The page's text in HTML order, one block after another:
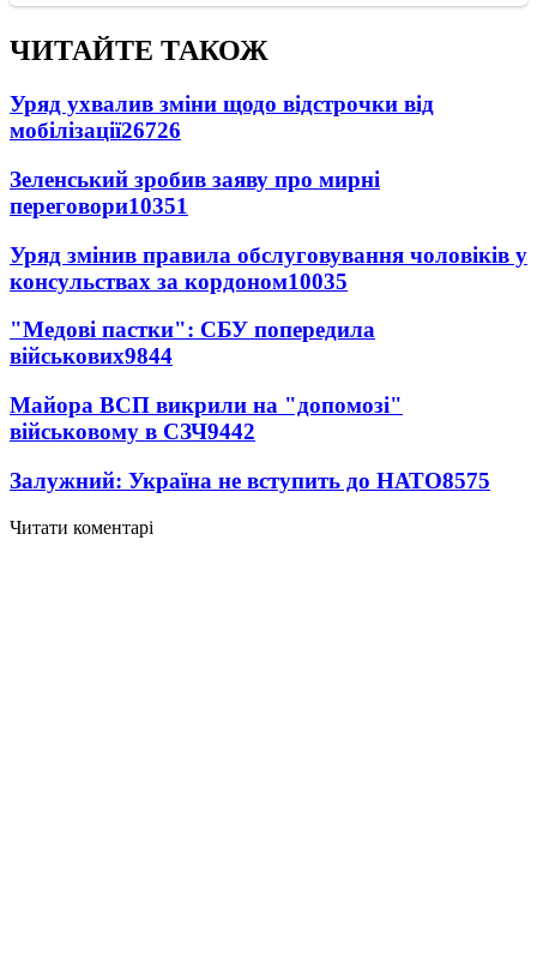
ЧИТАЙТЕ ТАКОЖ
Уряд ухвалив зміни щодо відстрочки від
мобілізації26726
Зеленський зробив заяву про мирні
переговори10351
Уряд змінив правила обслуговування чоловіків у
консульствах за кордоном10035
"Медові пастки": СБУ попередила
військових9844
Майора ВСП викрили на "допомозі"
військовому в СЗЧ9442
Залужний: Україна не вступить до НАТО8575
Читати коментарі